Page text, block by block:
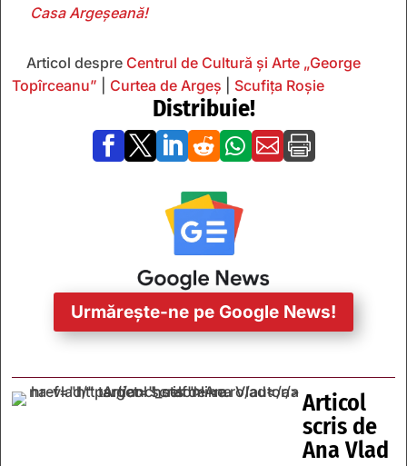
Casa Argeșeană!
Articol despre Centrul de Cultură și Arte „George
Topîrceanu”
Curtea de Argeş Scufița Roșie
Distribuie!
      
Urmărește-ne pe Google News!
Articol
scris de
Ana Vlad